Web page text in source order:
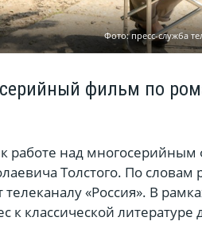
Фото: пресс-служба
фильм по
работе над
Толстого. По словам
«Россия». В
к классической